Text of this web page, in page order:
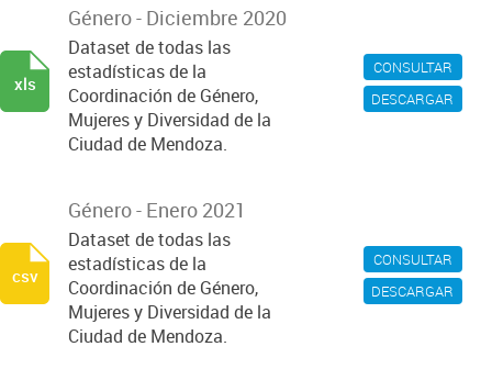
CONSULTAR
DESCARGAR
Género - Diciembre 2020
Dataset de todas las
estadísticas de la
Coordinación de Género,
Mujeres y Diversidad de la
Ciudad de Mendoza.
xls
CONSULTAR
DESCARGAR
Género - Enero 2021
Dataset de todas las
estadísticas de la
Coordinación de Género,
Mujeres y Diversidad de la
Ciudad de Mendoza.
csv